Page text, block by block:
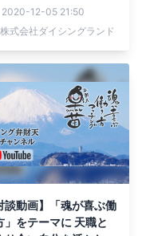
業でのYouTube活
！！セミナーやります
2020-12-05 21:50
株式会社ダイシングランド
談動画】「魂が喜ぶ働
」をテーマに 天職と